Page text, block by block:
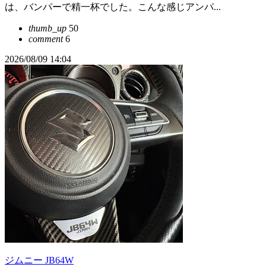
は、バンパーで精一杯でした。こんな感じアンパ...
thumb_up 50
comment6
2026/08/09 14:04
ジムニー JB64W